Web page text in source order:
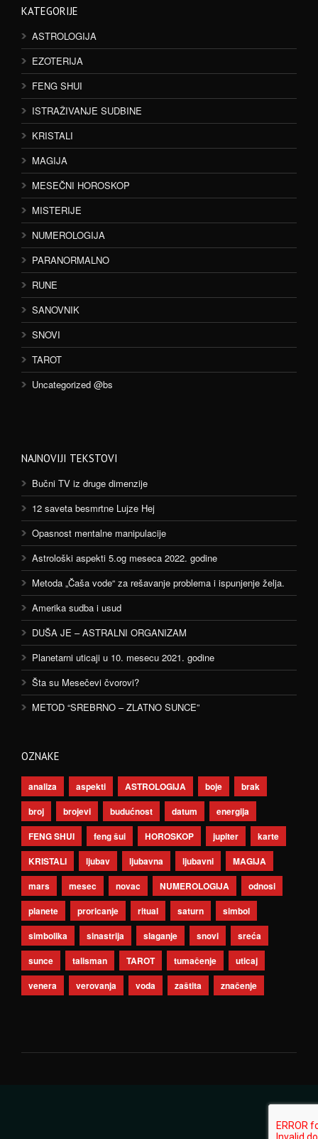
KATEGORIJE
ASTROLOGIJA
EZOTERIJA
FENG SHUI
ISTRAŽIVANJE SUDBINE
KRISTALI
MAGIJA
MESEČNI HOROSKOP
MISTERIJE
NUMEROLOGIJA
PARANORMALNO
RUNE
SANOVNIK
SNOVI
TAROT
Uncategorized @bs
NAJNOVIJI TEKSTOVI
Bučni TV iz druge dimenzije
12 saveta besmrtne Lujze Hej
Opasnost mentalne manipulacije
Astrološki aspekti 5.og meseca 2022. godine
Metoda „Čaša vode“ za rešavanje problema i ispunjenje želja.
Amerika sudba i usud
DUŠA JE – ASTRALNI ORGANIZAM
Planetarni uticaji u 10. mesecu 2021. godine
Šta su Mesečevi čvorovi?
METOD “SREBRNO – ZLATNO SUNCE”
OZNAKE
analiza aspekti ASTROLOGIJA boje
brak
broj
brojevi budućnost datum
energija
FENG SHUI
feng šui HOROSKOP jupiter
karte
KRISTALI
ljubav ljubavna ljubavni
MAGIJA
mars
mesec novac NUMEROLOGIJA
odnosi
planete
proricanje ritual saturn
simbol
simbolika
sinastrija slaganje snovi
sreća
sunce
talisman TAROT tumačenje
uticaj
venera
verovanja voda zaštita značenje